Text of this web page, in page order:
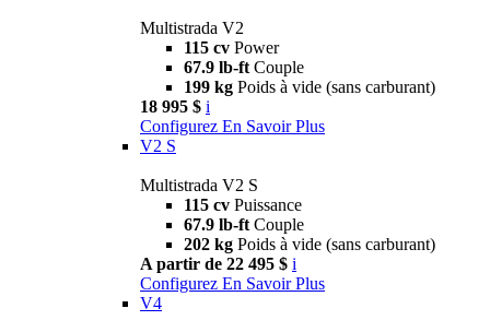
Multistrada V2
115 cv Power
67.9 lb-ft Couple
199 kg Poids à vide (sans carburant)
18 995 $ i
Configurez En Savoir Plus
V2 S
Multistrada V2 S
115 cv Puissance
67.9 lb-ft Couple
202 kg Poids à vide (sans carburant)
A partir de 22 495 $ i
Configurez En Savoir Plus
V4